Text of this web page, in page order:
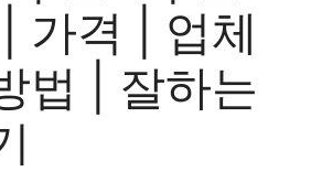
가격 | 업체
법 | 잘하는